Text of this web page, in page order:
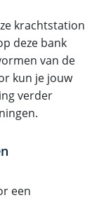
krachtstation
deze bank
van de
kun je jouw
verder
een